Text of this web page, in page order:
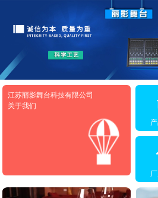
江苏丽影舞台科技有限公司
关于我们